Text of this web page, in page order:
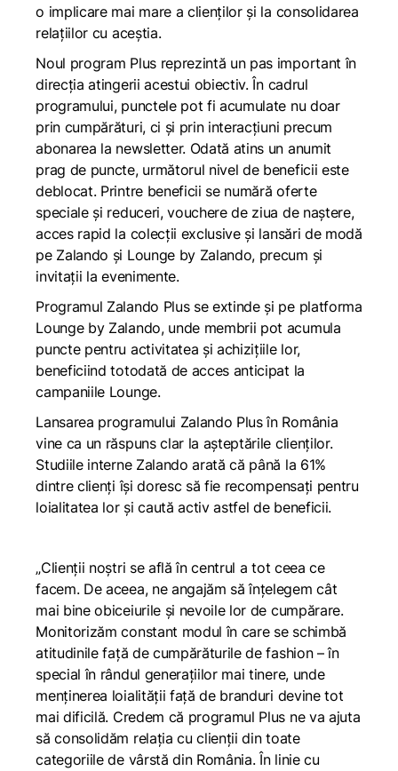
o implicare mai mare a clienților și la consolidarea
relațiilor cu aceștia.
Noul program Plusreprezintă un pas important în
direcția atingerii acestui obiectiv. În cadrul
programului, punctele pot fi acumulate nu doar
prin cumpărături, ci și prin interacțiuni precum
abonarea la newsletter. Odată atins un anumit
prag de puncte, următorul nivel de beneficii este
deblocat. Printre beneficii se numără oferte
speciale și reduceri, vouchere de ziua de naștere,
acces rapid la colecții exclusive și lansări de modă
pe Zalando și Lounge by Zalando, precum și
invitații la evenimente.
Programul Zalando Plus se extinde și pe platforma
Lounge by Zalando, unde membrii pot acumula
puncte pentru activitatea și achizițiile lor,
beneficiind totodată de acces anticipat la
campaniile Lounge.
Lansarea programului Zalando Plusîn România
vine ca un răspuns clar la așteptările clienților.
Studiile interne Zalando arată că până la 61%
dintre clienți își doresc să fie recompensați pentru
loialitatea lor și caută activ astfel de beneficii.
„Clienții noștri se află în centrul a tot ceea ce
facem. De aceea, ne angajăm să înțelegem cât
mai bine obiceiurile și nevoile lor de cumpărare.
Monitorizăm constant modul în care se schimbă
atitudinile față de cumpărăturile de fashion – în
special în rândul generațiilor mai tinere, unde
menținerea loialității față de branduri devine tot
mai dificilă. Credem că programul Plus ne va ajuta
să consolidăm relația cu clienții din toate
categoriile de vârstă din România. În linie cu